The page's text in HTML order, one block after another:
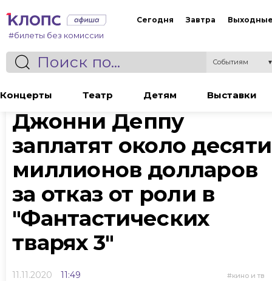
#билеты без комиссии
Сегодня Завтра
Событиям
Концерты Театр Детям Выставки
Статья
Джонни Деппу
заплатят около десяти
миллионов долларов
за отказ от роли в
"Фантастических
тварях 3"
11.11.2020
11:49
кино и тв